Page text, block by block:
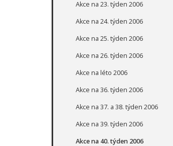
Akce na 23. týden 2006
Akce na 24. týden 2006
Akce na 25. týden 2006
Akce na 26. týden 2006
Akce na léto 2006
Akce na 36. týden 2006
Akce na 37. a 38. týden 2006
Akce na 39. týden 2006
Akce na 40. týden 2006